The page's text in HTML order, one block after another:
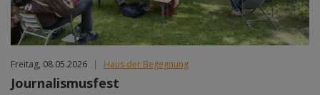
Freitag, 08.05.2026 | Haus der Begegnung
Journalismusfest